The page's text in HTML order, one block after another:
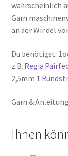
wahrscheinlich
Garn
an der Windel
Du benötigst:
z.B. Regia
2,5mm 1
Garn &
Ihnen